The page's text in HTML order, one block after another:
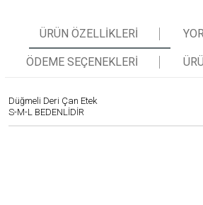
ÜRÜN ÖZELLIKLERI
ÖDEME SEÇENEKLERI
Düğmeli Deri Çan Etek
S-M-L BEDENLİDİR